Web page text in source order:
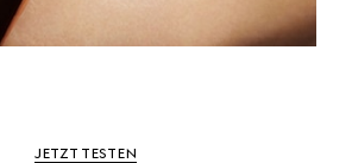
JETZT TESTEN